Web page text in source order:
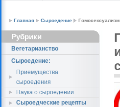
Главная Сыроедение
Рубрики
Вегетарианство
Сыроедение:
Приемущества
сыроедения
Наука о сыроедении
Сыроедческие рецепты